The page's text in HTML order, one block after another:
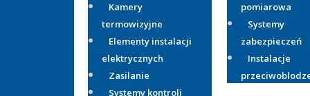
Kamery
termowizyjne
Elementy instalacji
elektrycznych
Zasilanie
Systemy kontroli
pomiarowa
Systemy
zabezpieczeń
Instalacje